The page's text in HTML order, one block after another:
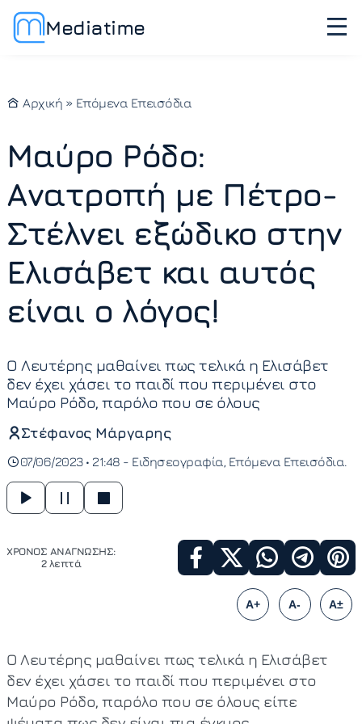
Mediatime
Αρχική » Επόμενα Επεισόδια
Μαύρο Ρόδο:
Ανατροπή με Πέτρο-
Στέλνει εξώδικο στην
Ελισάβετ και αυτός
είναι ο λόγος!
Ο Λευτέρης μαθαίνει πως τελικά η Ελισάβετ
δεν έχει χάσει το παιδί που περιμένει στο
Μαύρο Ρόδο, παρόλο που σε όλους
Στέφανος Μάργαρης
07/06/2023 • 21:48 - Ειδησεογραφία Επόμενα Επεισόδια
ΧΡΟΝΟΣ ΑΝΑΓΝΩΣΗΣ:
2 λεπτά
A+ A- A±
Ο Λευτέρης μαθαίνει πως τελικά η Ελισάβετ
δεν έχει χάσει το παιδί που περιμένει στο
Μαύρο Ρόδο, παρόλο που σε όλους είπε